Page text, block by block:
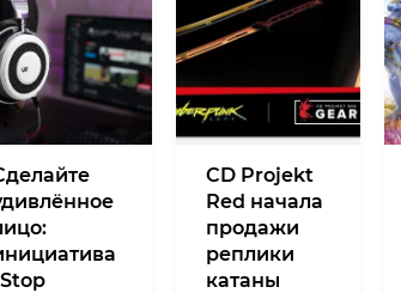
CD Projekt
Red начала
продажи
реплики
катаны